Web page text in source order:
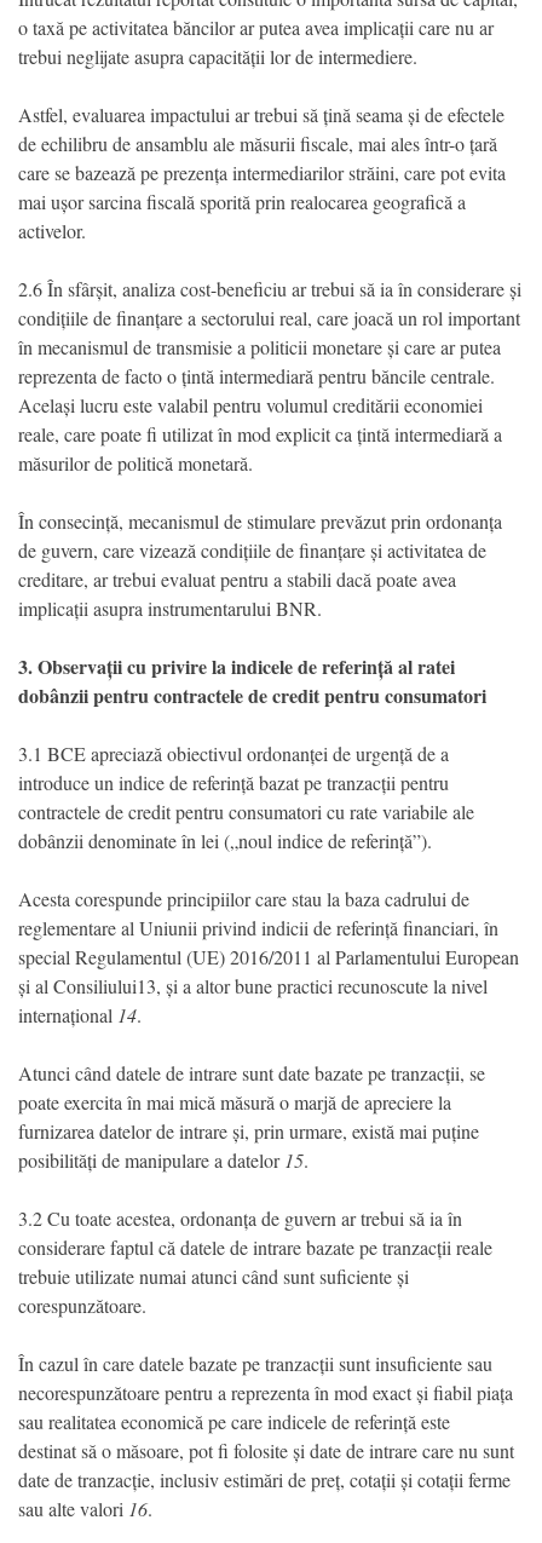
o taxă pe activitatea băncilor ar putea avea implicații care nu ar
trebui neglijate asupra capacității lor de intermediere.
Astfel, evaluarea impactului ar trebui să țină seama și de efectele
de echilibru de ansamblu ale măsurii fiscale, mai ales într-o țară
care se bazează pe prezența intermediarilor străini, care pot evita
mai ușor sarcina fiscală sporită prin realocarea geografică a
activelor.
2.6 În sfârșit, analiza cost-beneficiu ar trebui să ia în considerare și
condițiile de finanțare a sectorului real, care joacă un rol important
în mecanismul de transmisie a politicii monetare și care ar putea
reprezenta de facto o țintă intermediară pentru băncile centrale.
Același lucru este valabil pentru volumul creditării economiei
reale, care poate fi utilizat în mod explicit ca țintă intermediară a
măsurilor de politică monetară.
În consecință, mecanismul de stimulare prevăzut prin ordonanța
de guvern, care vizează condițiile de finanțare și activitatea de
creditare, ar trebui evaluat pentru a stabili dacă poate avea
implicații asupra instrumentarului BNR.
3. Observații cu privire la indicele de referință al ratei
dobânzii pentru contractele de credit pentru consumatori
3.1 BCE apreciază obiectivul ordonanței de urgență de a
introduce un indice de referință bazat pe tranzacții pentru
contractele de credit pentru consumatori cu rate variabile ale
dobânzii denominate în lei („noul indice de referință”).
Acesta corespunde principiilor care stau la baza cadrului de
reglementare al Uniunii privind indicii de referință financiari, în
special Regulamentul (UE) 2016/2011 al Parlamentului European
și al Consiliului13, și a altor bune practici recunoscute la nivel
internațional 14.
Atunci când datele de intrare sunt date bazate pe tranzacții, se
poate exercita în mai mică măsură o marjă de apreciere la
furnizarea datelor de intrare și, prin urmare, există mai puține
posibilități de manipulare a datelor 15.
3.2 Cu toate acestea, ordonanța de guvern ar trebui să ia în
considerare faptul că datele de intrare bazate pe tranzacții reale
trebuie utilizate numai atunci când sunt suficiente și
corespunzătoare.
În cazul în care datele bazate pe tranzacții sunt insuficiente sau
necorespunzătoare pentru a reprezenta în mod exact și fiabil piața
sau realitatea economică pe care indicele de referință este
destinat să o măsoare, pot fi folosite și date de intrare care nu sunt
date de tranzacție, inclusiv estimări de preț, cotații și cotații ferme
sau alte valori 16.